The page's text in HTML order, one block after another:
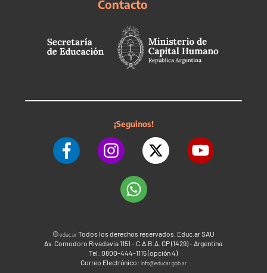
Contacto
¡Seguinos!
©educ.arTodos los derechos reservados. Educ.ar SAU
Av. Comodoro Rivadavia 1151 - C.A.B.A. CP (1429) - Argentina
Tel: 0800-444-1115 (opción 4)
Correo Electrónico: info@educar.gob.ar